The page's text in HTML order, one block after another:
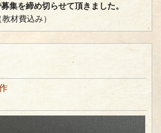
集を締め切らせて頂きました。
材費込み）